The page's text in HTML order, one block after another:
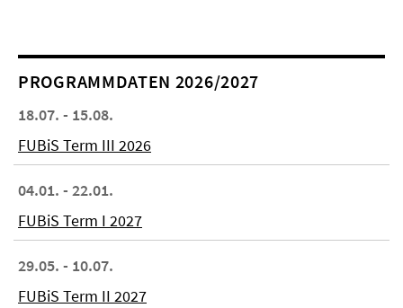
PROGRAMMDATEN 2026/2027
18.07. - 15.08.
FUBiS Term III 2026
04.01. - 22.01.
FUBiS Term I 2027
29.05. - 10.07.
FUBiS Term II 2027